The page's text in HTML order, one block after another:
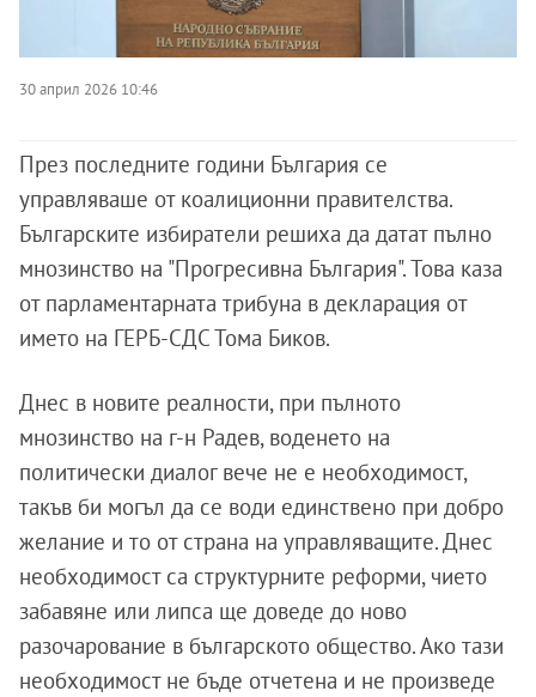
30 април 2026 10:46
През последните години България се
управляваше от коалиционни правителства.
Българските избиратели решиха да датат пълно
мнозинство на "Прогресивна България". Това каза
от парламентарната трибуна в декларация от
името на ГЕРБ-СДС Тома Биков.
Днес в новите реалности, при пълното
мнозинство на г-н Радев, воденето на
политически диалог вече не е необходимост,
такъв би могъл да се води единствено при добро
желание и то от страна на управляващите. Днес
необходимост са структурните реформи, чието
забавяне или липса ще доведе до ново
разочарование в българското общество. Ако тази
необходимост не бъде отчетена и не произведе